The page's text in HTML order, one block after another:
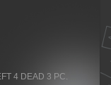
4 DEAD 3 PC.